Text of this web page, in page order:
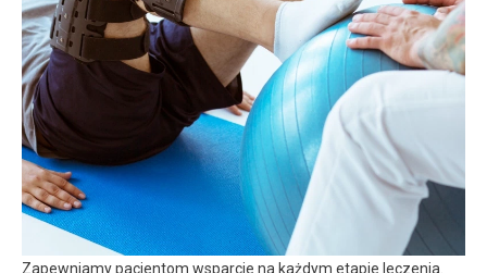
Zapewniamy pacjentom wsparcie na każdym etapie leczenia.